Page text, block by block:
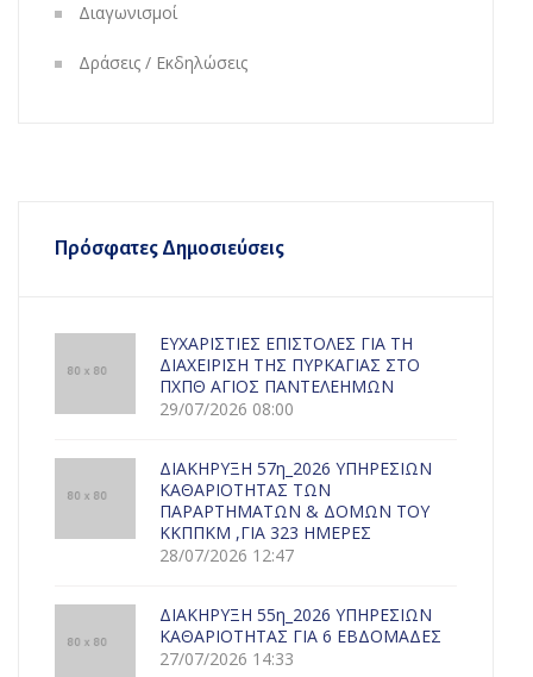
Διαγωνισμοί
Δράσεις / Εκδηλώσεις
Πρόσφατες Δημοσιεύσεις
ΕΥΧΑΡΙΣΤΙΕΣ ΕΠΙΣΤΟΛΕΣ ΓΙΑ ΤΗ
ΔΙΑΧΕΙΡΙΣΗ ΤΗΣ ΠΥΡΚΑΓΙΑΣ ΣΤΟ
ΠΧΠΘ ΑΓΙΟΣ ΠΑΝΤΕΛΕΗΜΩΝ
29/07/2026 08:00
ΔΙΑΚΗΡΥΞΗ 57η_2026 ΥΠΗΡΕΣΙΩΝ
ΚΑΘΑΡΙΟΤΗΤΑΣ ΤΩΝ
ΠΑΡΑΡΤΗΜΑΤΩΝ & ΔΟΜΩΝ ΤΟΥ
ΚΚΠΠΚΜ ,ΓΙΑ 323 ΗΜΕΡΕΣ
28/07/2026 12:47
ΔΙΑΚΗΡΥΞΗ 55η_2026 ΥΠΗΡΕΣΙΩΝ
ΚΑΘΑΡΙΟΤΗΤΑΣ ΓΙΑ 6 ΕΒΔΟΜΑΔΕΣ
27/07/2026 14:33